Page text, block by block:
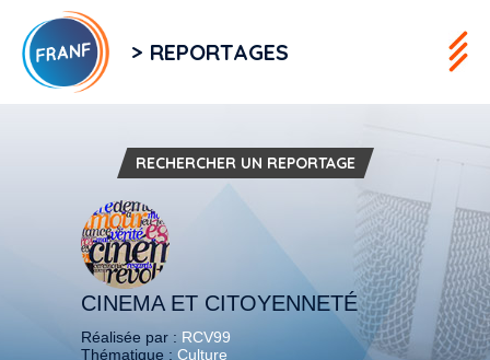
> REPORTAGES
RECHERCHER UN REPORTAGE
CINEMA ET CITOYENNETÉ
Réalisée par : RCV99
Thématique : Culture